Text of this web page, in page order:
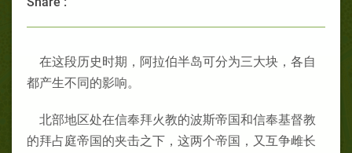
在这段历史时期，阿拉伯半岛可分为三大块，各自
都产生不同的影响。
北部地区处在信奉拜火教的波斯帝国和信奉基督教
的拜占庭帝国的夹击之下，这两个帝国，又互争雌长